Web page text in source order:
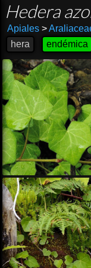
Hedera
Apiales >
hera
endémica